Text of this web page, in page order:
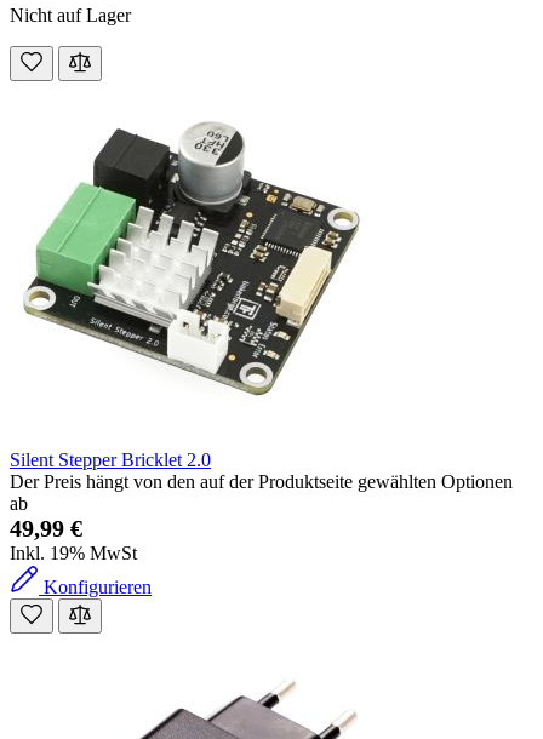
Nicht auf Lager
Silent Stepper Bricklet 2.0
Der Preis hängt von den auf der Produktseite gewählten Optionen
ab
49,99 €
Inkl. 19% MwSt
Konfigurieren